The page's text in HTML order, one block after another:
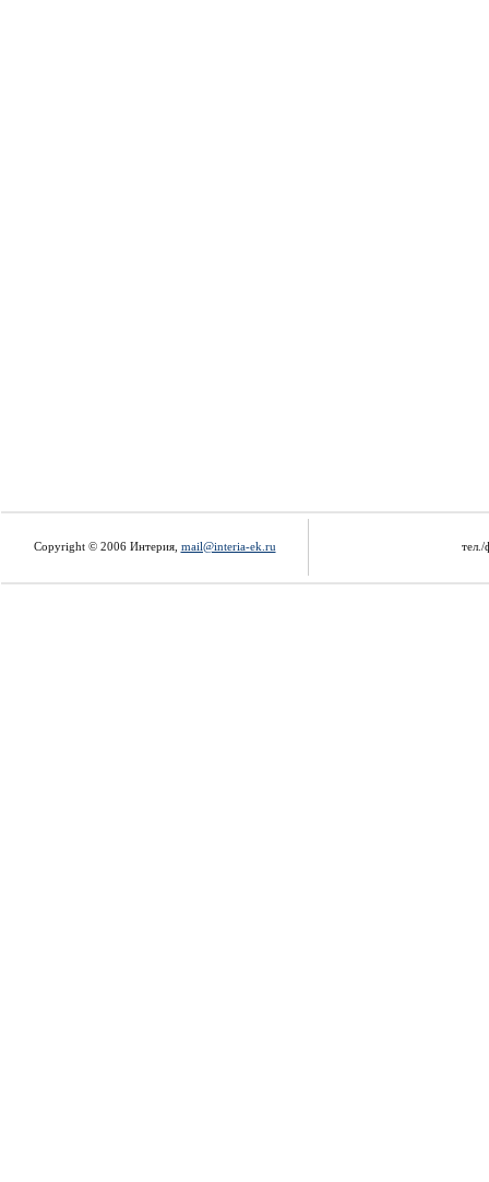
Copyright © 2006 Интерия, mail@interia-ek.ru